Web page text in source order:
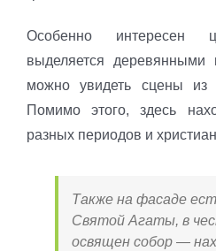
Особенно интересен
выделяется деревянными
можно увидеть сцены из
Помимо этого, здесь
разных периодов и
Также на фасаде
Святой Агаты, в
освящен собор —